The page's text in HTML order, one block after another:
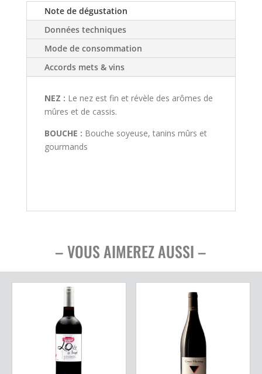
-
IGP
Côtes
de
Gascogne
-
rouge
Note de dégustation
Données techniques
Mode de consommation
Accords mets & vins
NEZ : Le nez est fin et révèle des arômes de
mûres et de cassis.
BOUCHE : Bouche soyeuse, tanins mûrs et
gourmands
– VOUS AIMEREZ AUSSI –